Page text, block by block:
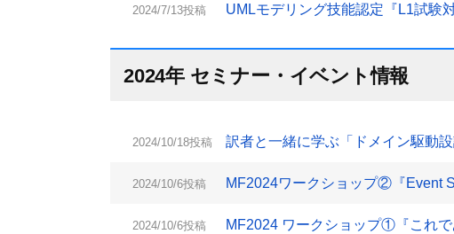
2024/7/13投稿 UMLモデリング技能認定『L1試験
2024年 セミナー・イベント情報
2024/10/18投稿 訳者と一緒に学ぶ「ドメイン駆動
2024/10/6投稿 MF2024ワークショップ②『Event
2024/10/6投稿
MF2024 ワークショップ①『これ